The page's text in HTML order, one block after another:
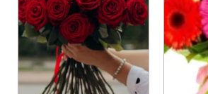
można
wybrać
na
stronie
produktu
można
wybrać
na
stronie
produktu